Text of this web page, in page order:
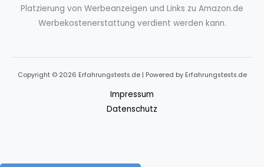
Platzierung von Werbeanzeigen und Links zu Amazon.de
Werbekostenerstattung verdient werden kann.
Copyright © 2026 Erfahrungstests.de | Powered by Erfahrungstests.de
Impressum
Datenschutz